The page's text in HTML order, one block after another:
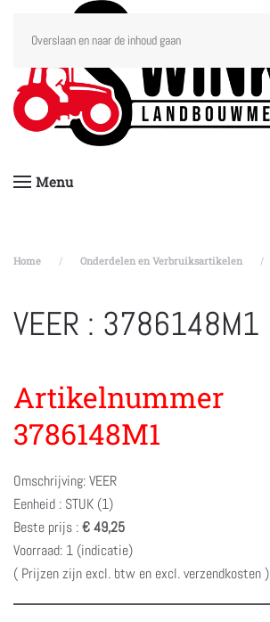
Overslaan en naar de inhoud gaan
Menu
Home Onderdelen en Verbruiksartikelen
VEER : 3786148M1
Artikelnummer
3786148M1
Omschrijving: VEER
Eenheid : STUK (1)
Beste prijs :€ 49,25
Voorraad: 1 (indicatie)
( Prijzen zijn excl. btw en excl. verzendkosten )